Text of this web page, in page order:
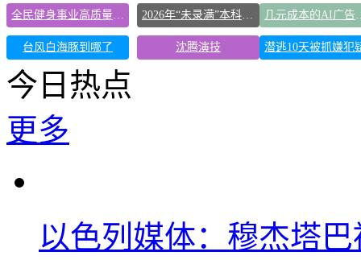
全民健身事业高质量发展 2026年“未录满”本科专业排行榜出炉 几元成本
台风白海豚到哪了 沈腾演技
今日热点
更多
以色列媒体：穆杰塔